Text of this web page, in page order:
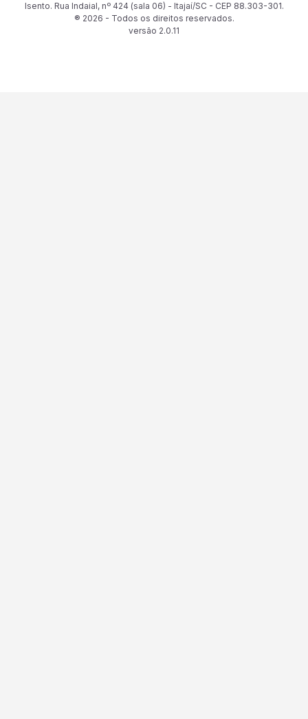
Isento. Rua Indaial, nº 424 (sala 06) - Itajaí/SC - CEP 88.303-301.
® 2026 - Todos os direitos reservados.
versão 2.0.11